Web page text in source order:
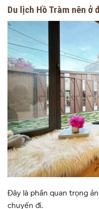
Du lịch Hồ Tràm nên ở
Đây là phần quan trọng
chuyến đi.